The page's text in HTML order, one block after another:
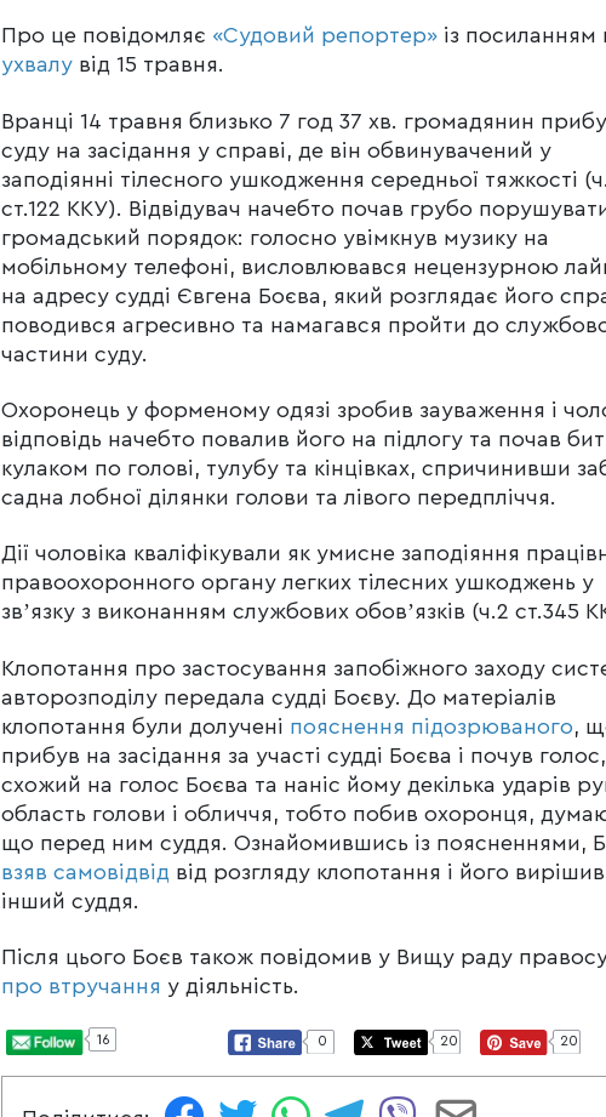
Про це повідомляє «Судовий репортер» із посиланням
ухвалу від 15 травня.
Вранці 14 травня близько 7 год 37 хв. громадянин
суду на засідання у справі, де він обвинувачений у
заподіянні тілесного ушкодження середньої тяжкості
ст.122 ККУ). Відвідувач начебто почав грубо
громадський порядок: голосно увімкнув музику на
мобільному телефоні, висловлювався нецензурною
на адресу судді Євгена Боєва, який розглядає його
поводився агресивно та намагався пройти до
частини суду.
Охоронець у форменому одязі зробив зауваження і
відповідь начебто повалив його на підлогу та почав
кулаком по голові, тулубу та кінцівках, спричинивши
садна лобної ділянки голови та лівого передпліччя.
Дії чоловіка кваліфікували як умисне заподіяння
правоохоронного органу легких тілесних ушкоджень у
звʼязку з виконанням службових обовʼязків (ч.2 ст.345
Клопотання про застосування запобіжного заходу
авторозподілу передала судді Боєву. До матеріалів
клопотання були долучені пояснення підозрюваного,
прибув на засідання за участі судді Боєва і почув голос,
схожий на голос Боєва та наніс йому декілька ударів
область голови і обличчя, тобто побив охоронця,
що перед ним суддя. Ознайомившись із поясненнями,
взяв самовідвід від розгляду клопотання і його вирішив
інший суддя.
Після цього Боєв також повідомив у Вищу раду
про втручання у діяльність.
16 0 20 20